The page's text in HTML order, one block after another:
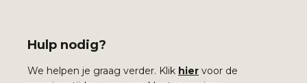
Hulp nodig?
We helpen je graag verder. Klik hier voor de